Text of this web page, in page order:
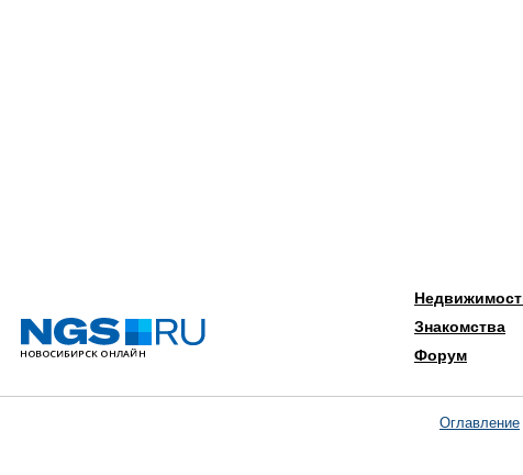
Знакомства
Форум
Оглавление